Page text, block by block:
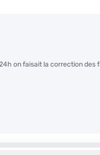
on faisait la correction des